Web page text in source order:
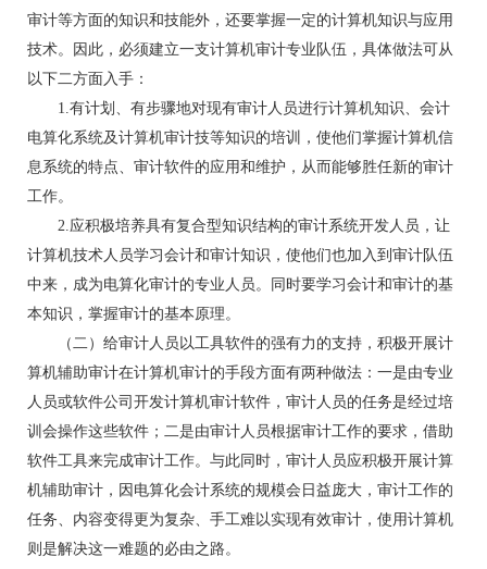
审计等方面的知识和技能外，还要掌握一定的计算机知识与应用
技术。因此，必须建立一支计算机审计专业队伍，具体做法可从
以下二方面入手：
1.有计划、有步骤地对现有审计人员进行计算机知识、会计
电算化系统及计算机审计技等知识的培训，使他们掌握计算机信
息系统的特点、审计软件的应用和维护，从而能够胜任新的审计
工作。
2.应积极培养具有复合型知识结构的审计系统开发人员，让
计算机技术人员学习会计和审计知识，使他们也加入到审计队伍
中来，成为电算化审计的专业人员。同时要学习会计和审计的基
本知识，掌握审计的基本原理。
（二）给审计人员以工具软件的强有力的支持，积极开展计
算机辅助审计在计算机审计的手段方面有两种做法：一是由专业
人员或软件公司开发计算机审计软件，审计人员的任务是经过培
训会操作这些软件；二是由审计人员根据审计工作的要求，借助
软件工具来完成审计工作。与此同时，审计人员应积极开展计算
机辅助审计，因电算化会计系统的规模会日益庞大，审计工作的
任务、内容变得更为复杂、手工难以实现有效审计，使用计算机
则是解决这一难题的必由之路。